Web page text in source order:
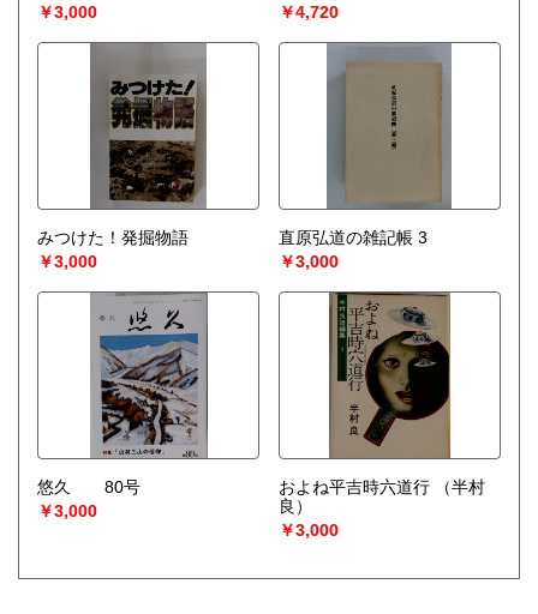
￥3,000
￥4,720
みつけた！発掘物語
￥3,000
直原弘道の雑記帳 3
￥3,000
悠久 80号
￥3,000
およね平吉時六道行
（半村
良）
￥3,000